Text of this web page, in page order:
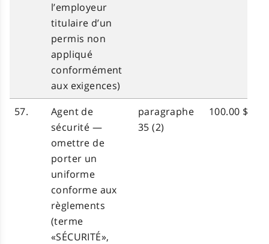
l’employeur
titulaire d’un
permis non
appliqué
conformément
aux exigences)
57.
Agent de
sécurité —
omettre de
porter un
uniforme
conforme aux
règlements
(terme
«SÉCURITÉ»,
paragraphe
35 (2)
100.00 $